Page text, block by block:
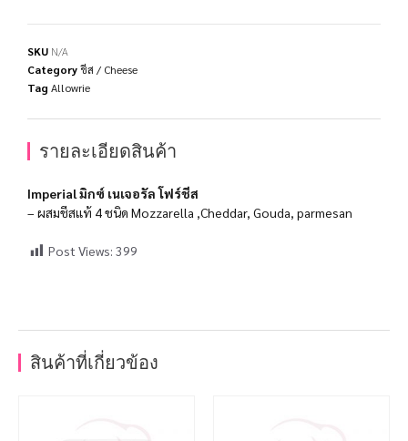
SKU N/A
Categoryชีส / Cheese
Tag Allowrie
รายละเอียดสินค้า
Imperial มิกซ์ เนเจอรัล โฟร์ชีส
– ผสมชีสแท้ 4 ชนิด Mozzarella ,Cheddar, Gouda, parmesan
Post Views: 399
สินค้าที่เกี่ยวข้อง